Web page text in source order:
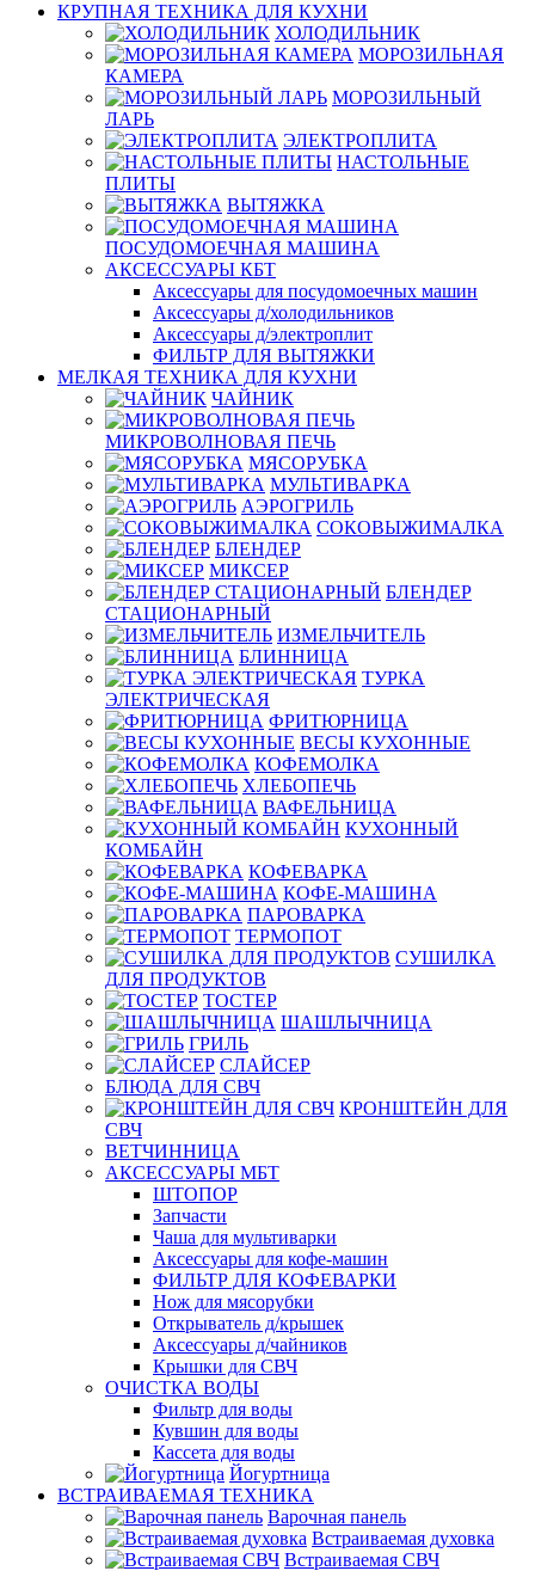
КРУПНАЯ ТЕХНИКА ДЛЯ КУХНИ
ХОЛОДИЛЬНИК
МОРОЗИЛЬНАЯ
КАМЕРА
МОРОЗИЛЬНЫЙ
ЛАРЬ
ЭЛЕКТРОПЛИТА
НАСТОЛЬНЫЕ
ПЛИТЫ
ВЫТЯЖКА
ПОСУДОМОЕЧНАЯ МАШИНА
АКСЕССУАРЫ КБТ
Аксессуары для посудомоечных машин
Аксессуары д/холодильников
Аксессуары д/электроплит
ФИЛЬТР ДЛЯ ВЫТЯЖКИ
МЕЛКАЯ ТЕХНИКА ДЛЯ КУХНИ
ЧАЙНИК
МИКРОВОЛНОВАЯ ПЕЧЬ
МЯСОРУБКА
МУЛЬТИВАРКА
АЭРОГРИЛЬ
СОКОВЫЖИМАЛКА
БЛЕНДЕР
МИКСЕР
БЛЕНДЕР
СТАЦИОНАРНЫЙ
ИЗМЕЛЬЧИТЕЛЬ
БЛИННИЦА
ТУРКА
ЭЛЕКТРИЧЕСКАЯ
ФРИТЮРНИЦА
ВЕСЫ КУХОННЫЕ
КОФЕМОЛКА
ХЛЕБОПЕЧЬ
ВАФЕЛЬНИЦА
КУХОННЫЙ
КОМБАЙН
КОФЕВАРКА
КОФЕ-МАШИНА
ПАРОВАРКА
ТЕРМОПОТ
СУШИЛКА
ДЛЯ ПРОДУКТОВ
ТОСТЕР
ШАШЛЫЧНИЦА
ГРИЛЬ
СЛАЙСЕР
БЛЮДА ДЛЯ СВЧ
КРОНШТЕЙН ДЛЯ
СВЧ
ВЕТЧИННИЦА
АКСЕССУАРЫ МБТ
ШТОПОР
Запчасти
Чаша для мультиварки
Аксессуары для кофе-машин
ФИЛЬТР ДЛЯ КОФЕВАРКИ
Нож для мясорубки
Открыватель д/крышек
Аксессуары д/чайников
Крышки для СВЧ
ОЧИСТКА ВОДЫ
Фильтр для воды
Кувшин для воды
Кассета для воды
Йогуртница
ВСТРАИВАЕМАЯ ТЕХНИКА
Варочная панель
Встраиваемая духовка
Встраиваемая СВЧ